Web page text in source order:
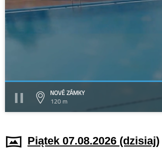
NOVÉ ZÁMKY
120 m
Piątek 07.08.2026 (dzisiaj)